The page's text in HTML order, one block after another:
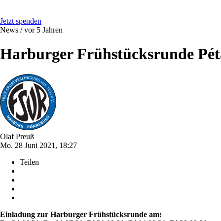
Jetzt spenden
News /vor 5 Jahren
Harburger Frühstücksrunde
Olaf Preuß
Mo. 28 Juni 2021, 18:27
Teilen
Einladung zur Harburger Frühstücksrunde am: